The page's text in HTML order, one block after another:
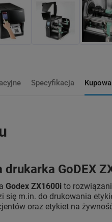
Specyfikacja
drukarka GoDEX
Godex ZX1600i to
się m.in. do drukowania
oraz etykiet na